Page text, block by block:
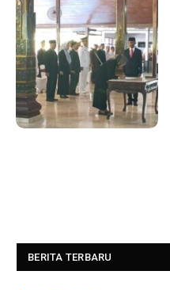
BERITA TERBARU